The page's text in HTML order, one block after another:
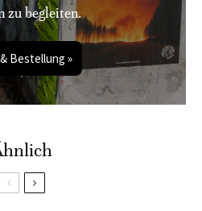
zu begleiten.
Bestellung »